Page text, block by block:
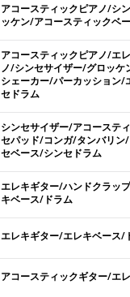
アコースティックピアノ/シ
ッケン/アコースティックベ
アコースティックピアノ/エ
ノ/シンセサイザー/グロッケ
シェーカー/パーカッション/
セドラム
シンセサイザー/アコーステ
セパッド/コンガ/タンバリン
セベース/シンセドラム
エレキギター/ハンドクラッ
キベース/ドラム
エレキギター/エレキベース/
アコースティックギター/エ